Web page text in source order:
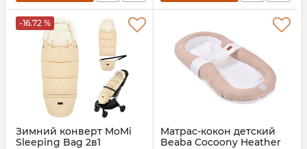
-16.72 %
Зимний конверт MoMi
Sleeping Bag 2в1
Матрас-кокон детский
Beaba Cocoony Heather